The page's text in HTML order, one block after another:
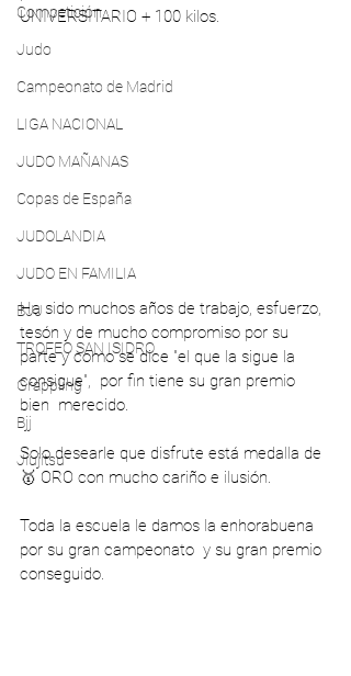
Competición
Judo
Campeonato de Madrid
LIGA NACIONAL
JUDO MAÑANAS
Copas de España
JUDOLANDIA
JUDO EN FAMILIA
BJJ
TROFEO SAN ISIDRO
Grappling
Bjj
Jiujitsu
UNIVERSITARIO + 100 kilos.
Ha sido muchos años de trabajo, esfuerzo,
tesón y de mucho compromiso por su
parte y como se dice "el que la sigue la
consigue",  por fin tiene su gran premio
bien  merecido.
Solo desearle que disfrute está medalla de
🥇 ORO con mucho cariño e ilusión.
Toda la escuela le damos la enhorabuena
por su gran campeonato  y su gran premio
conseguido.